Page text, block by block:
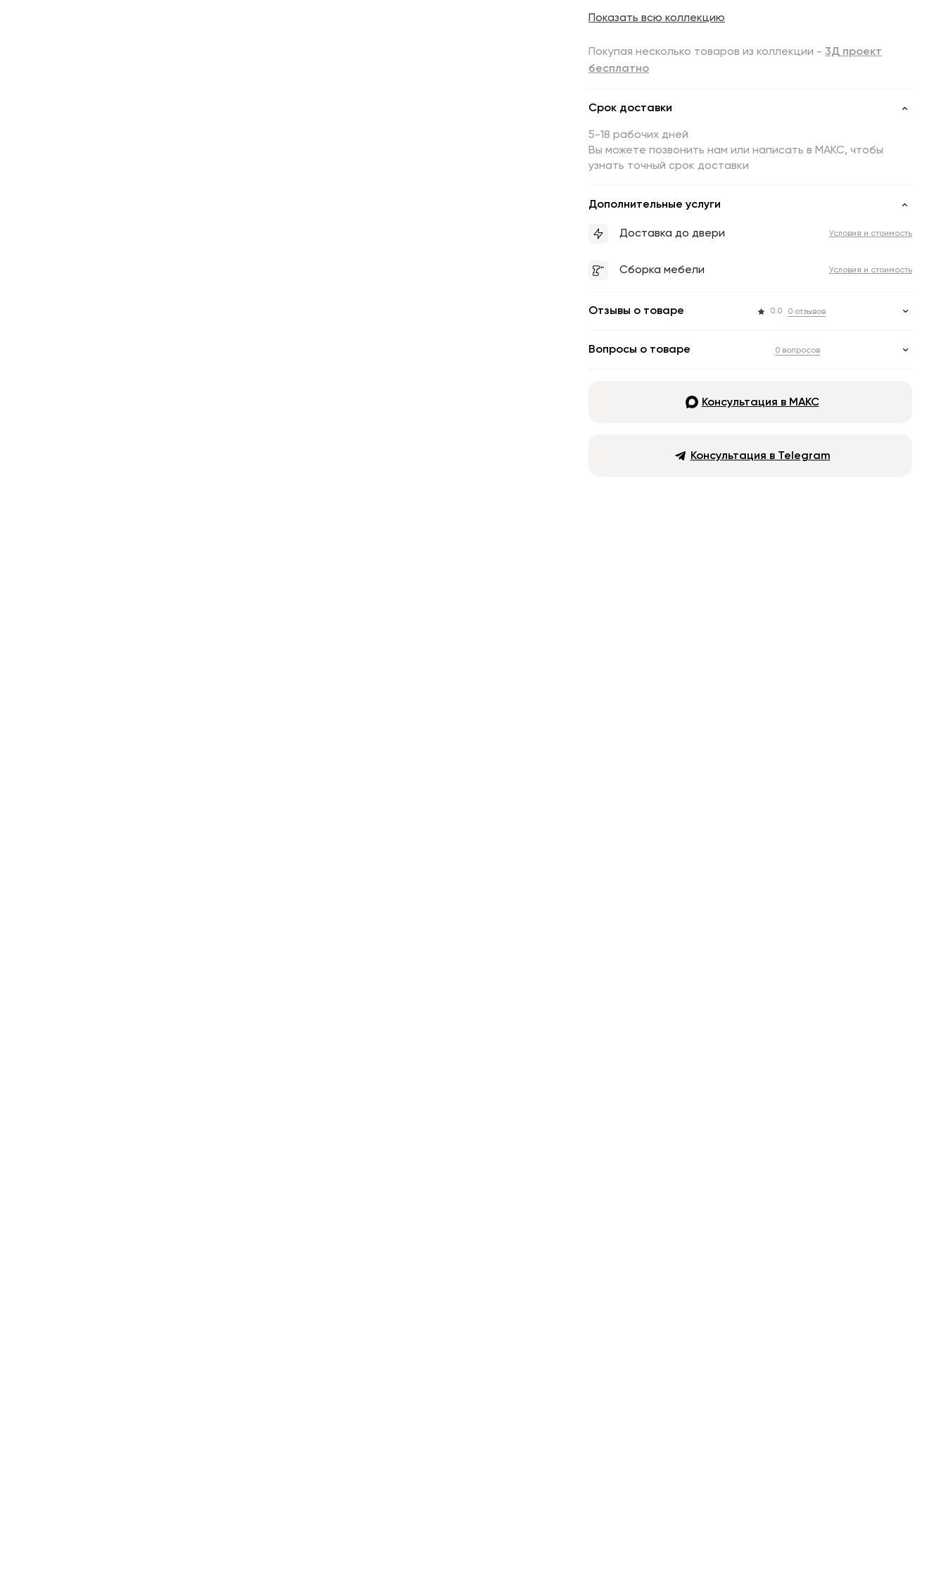
Показать всю коллекцию
Покупая несколько товаров из коллекции - 3Д проект
бесплатно
Срок доставки
5-18 рабочих дней
Вы можете позвонить нам или написать в МАКС, чтобы
узнать точный срок доставки
Дополнительные услуги
Доставка до двери Условия и стоимость
Сборка мебели Условия и стоимость
Отзывы о товаре 0.0 0 отзывов
Вопросы о товаре 0 вопросов
Консультация в МАКС
Консультация в Telegram